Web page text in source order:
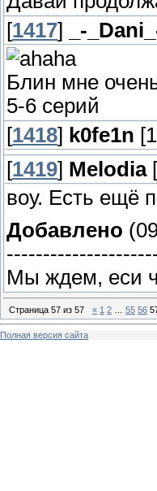
[1417] _-
Блин мне
5-6 серий
[1418] k0fe1n
[1419] Melodia
воу. Есть ещё
Добавлено
Мы ждем, еси
Страница 57 из 57 « 1 2 55 56
Полная версия сайта